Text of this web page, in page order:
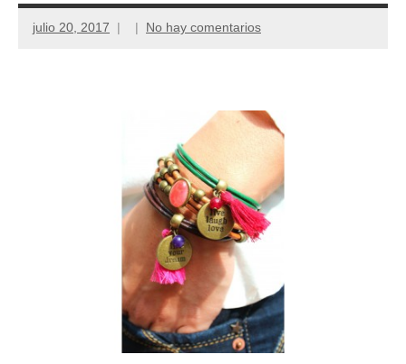
julio 20, 2017 No hay comentarios